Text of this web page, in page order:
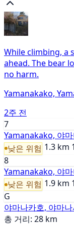
While climbing, a
ahead. The bear
no harm.
Yamanakako,
2주 전
7
Yamanakako, 야
낮은 위험 1.3 km
8
Yamanakako, 야
낮은 위험 1.9 km
G
야마나카호, 야마나
총 거리: 28 km